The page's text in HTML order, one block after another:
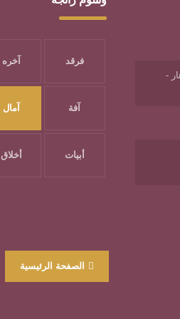
-
فرقد آخره
آفة آمال
أبيات أخلاق
الصفحة الرئيسية